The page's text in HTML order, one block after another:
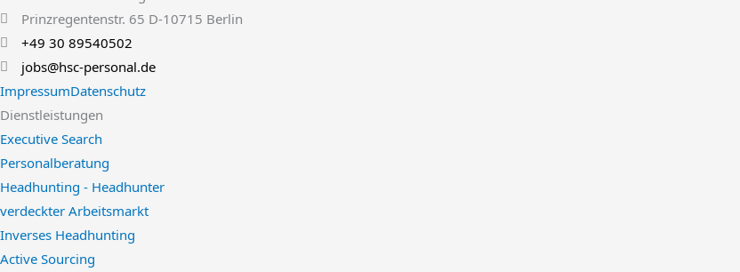
Prinzregentenstr. 65 D-10715 Berlin
+49 30 89540502
jobs@hsc-personal.de
ImpressumDatenschutz
Dienstleistungen
Executive Search
Personalberatung
Headhunting - Headhunter
verdeckter Arbeitsmarkt
Inverses Headhunting
Active Sourcing